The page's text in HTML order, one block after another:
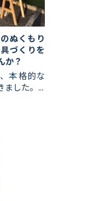
ぬくもり
づくりを
か？
本格的な
ました。...